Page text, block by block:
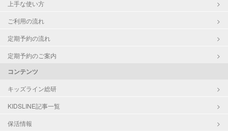
上手な使い方
ご利用の流れ
定期予約の流れ
定期予約のご案内
コンテンツ
キッズライン総研
KIDSLINE記事一覧
保活情報